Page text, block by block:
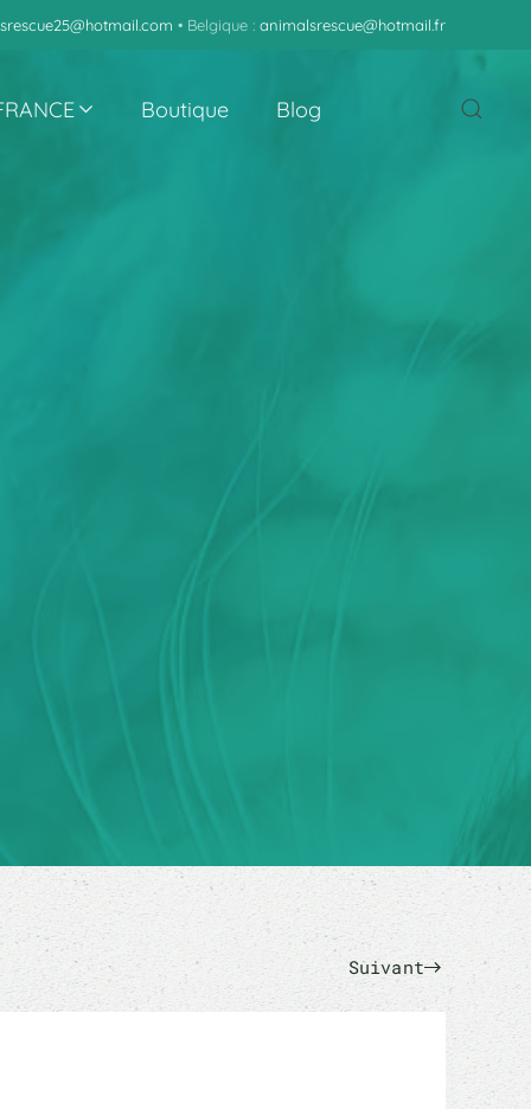
• Belgique : animalsrescue@hotmail.fr
Boutique Blog
Suivant